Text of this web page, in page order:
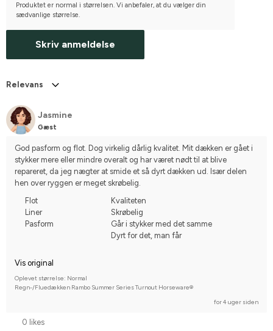
Produktet er normal i størrelsen. Vi anbefaler, at du vælger din
sædvanlige størrelse.
Skriv anmeldelse
Relevans
Jasmine
Gæst
God pasform og flot. Dog virkelig dårlig kvalitet. Mit dækken er gået i
stykker mere eller mindre overalt og har været nødt til at blive
repareret, da jeg nægter at smide et så dyrt dækken ud. Især delen
hen over ryggen er meget skrøbelig.
Flot
Liner
Pasform
Kvaliteten
Skrøbelig
Går i stykker med det samme
Dyrt for det, man får
Vis original
Oplevet størrelse: Normal
Regn-/Fluedækken Rambo Summer Series Turnout Horseware®
for 4 uger siden
0 likes